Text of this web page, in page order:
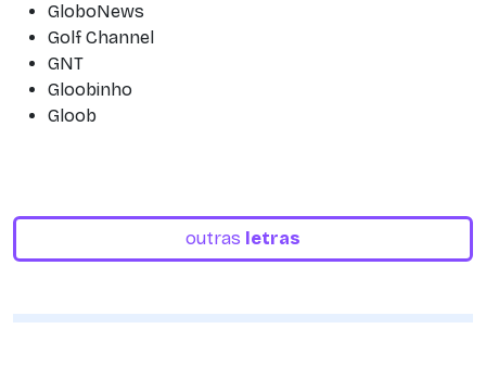
GloboNews
Golf Channel
GNT
Gloobinho
Gloob
outras letras